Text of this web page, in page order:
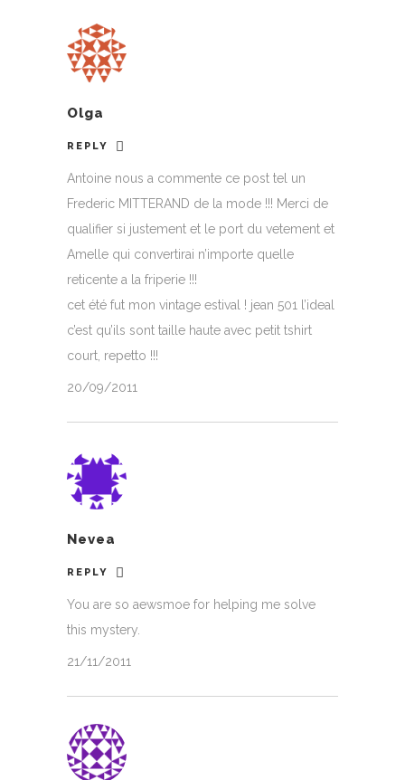
Olga
REPLY
Antoine nous a commente ce post tel un
Frederic MITTERAND de la mode !!! Merci de
qualifier si justement et le port du vetement et
Amelle qui convertirai n’importe quelle
reticente a la friperie !!!
cet été fut mon vintage estival ! jean 501 l’ideal
c’est qu’ils sont taille haute avec petit tshirt
court, repetto !!!
20/09/2011
Nevea
REPLY
You are so aewsmoe for helping me solve
this mystery.
21/11/2011